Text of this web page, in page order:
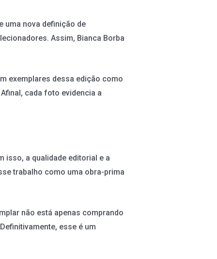
uma nova definição de
Assim, Bianca Borba
exemplares dessa edição como
cada foto evidencia a
isso, a qualidade editorial e a
trabalho como uma obra-prima
não está apenas comprando
esse é um